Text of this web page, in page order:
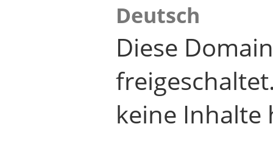
Deutsch
Diese
keine Inhalte